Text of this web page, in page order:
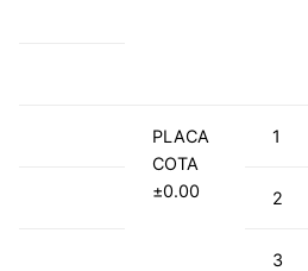
PLACA
COTA
±0.00
1
2
3